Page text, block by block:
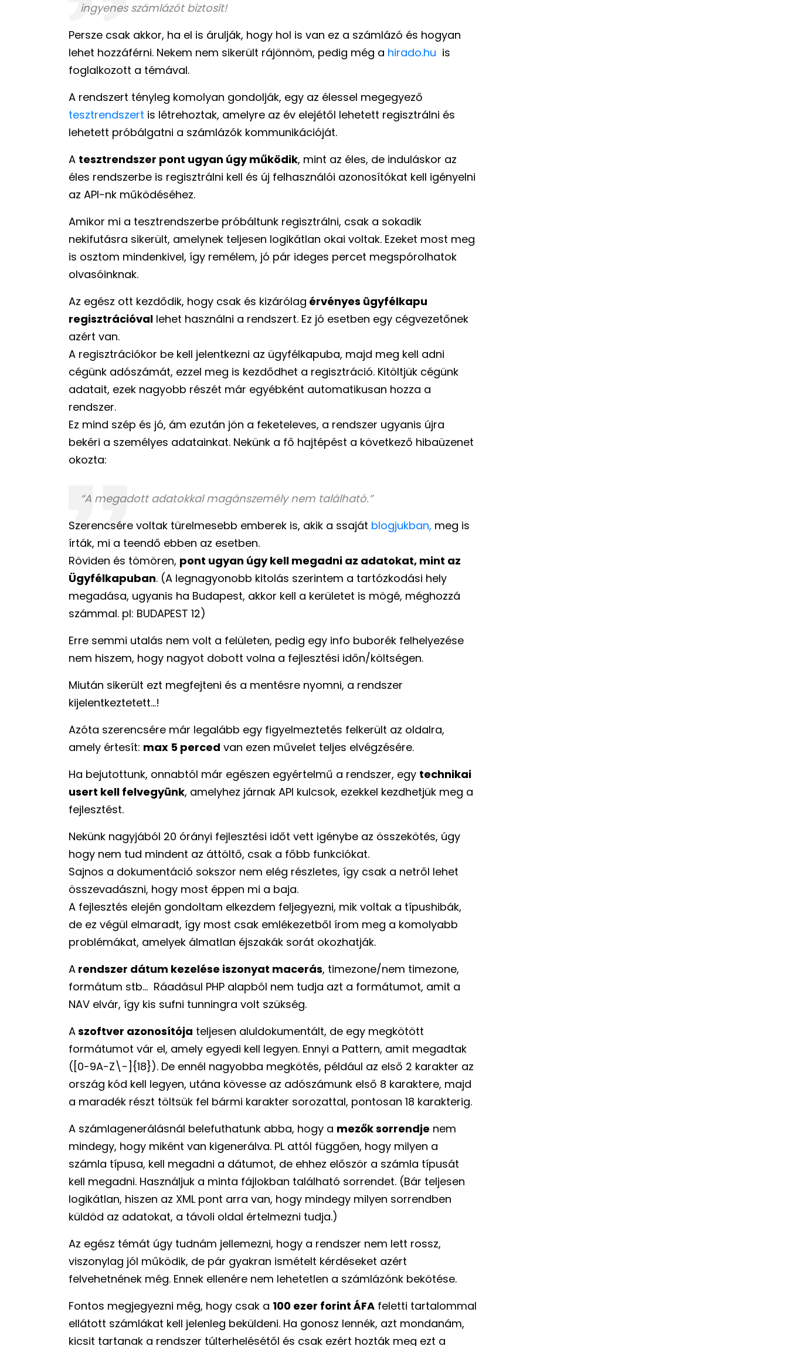
ingyenes számlázót biztosít!
Persze csak akkor, ha el is árulják, hogy hol is van ez a számlázó és hogyan
lehet hozzáférni. Nekem nem sikerült rájönnöm, pedig még a hirado.hu is
foglalkozott a témával.
A rendszert tényleg komolyan gondolják, egy az élessel megegyező
tesztrendszert is létrehoztak, amelyre az év elejétől lehetett regisztrálni és
lehetett próbálgatni a számlázók kommunikációját.
A tesztrendszer pont ugyan úgy működik, mint az éles, de induláskor az
éles rendszerbe is regisztrálni kell és új felhasználói azonosítókat kell igényelni
az API-nk működéséhez.
Amikor mi a tesztrendszerbe próbáltunk regisztrálni, csak a sokadik
nekifutásra sikerült, amelynek teljesen logikátlan okai voltak. Ezeket most meg
is osztom mindenkivel, így remélem, jó pár ideges percet megspórolhatok
olvasóinknak.
Az egész ott kezdődik, hogy csak és kizárólag érvényes ügyfélkapu
regisztrációval lehet használni a rendszert. Ez jó esetben egy cégvezetőnek
azért van.
A regisztrációkor be kell jelentkezni az ügyfélkapuba, majd meg kell adni
cégünk adószámát, ezzel meg is kezdődhet a regisztráció. Kitöltjük cégünk
adatait, ezek nagyobb részét már egyébként automatikusan hozza a
rendszer.
Ez mind szép és jó, ám ezután jön a feketeleves, a rendszer ugyanis újra
bekéri a személyes adatainkat. Nekünk a fő hajtépést a következő hibaüzenet
okozta:
“A megadott adatokkal magánszemély nem található.”
Szerencsére voltak türelmesebb emberek is, akik a ssaját blogjukban, meg is
írták, mi a teendő ebben az esetben.
Röviden és tömören, pont ugyan úgy kell megadni az adatokat, mint az
Ügyfélkapuban. (A legnagyonobb kitolás szerintem a tartózkodási hely
megadása, ugyanis ha Budapest, akkor kell a kerületet is mögé, méghozzá
számmal. pl: BUDAPEST 12)
Erre semmi utalás nem volt a felületen, pedig egy info buborék felhelyezése
nem hiszem, hogy nagyot dobott volna a fejlesztési időn/költségen.
Miután sikerült ezt megfejteni és a mentésre nyomni, a rendszer
kijelentkeztetett...!
Azóta szerencsére már legalább egy figyelmeztetés felkerült az oldalra,
amely értesít: max 5 perced van ezen művelet teljes elvégzésére.
Ha bejutottunk, onnabtól már egészen egyértelmű a rendszer, egy technikai
usert kell felvegyünk, amelyhez járnak API kulcsok, ezekkel kezdhetjük meg a
fejlesztést.
Nekünk nagyjából 20 órányi fejlesztési időt vett igénybe az összekötés, úgy
hogy nem tud mindent az áttöltő, csak a főbb funkciókat.
Sajnos a dokumentáció sokszor nem elég részletes, így csak a netről lehet
összevadászni, hogy most éppen mi a baja.
A fejlesztés elején gondoltam elkezdem feljegyezni, mik voltak a típushibák,
de ez végül elmaradt, így most csak emlékezetből írom meg a komolyabb
problémákat, amelyek álmatlan éjszakák sorát okozhatják.
A rendszer dátum kezelése iszonyat macerás, timezone/nem timezone,
formátum stb… Ráadásul PHP alapból nem tudja azt a formátumot, amit a
NAV elvár, így kis sufni tunningra volt szükség.
Aszoftver azonosítója teljesen aluldokumentált, de egy megkötött
formátumot vár el, amely egyedi kell legyen. Ennyi a Pattern, amit megadtak
([0-9A-Z\-]{18}). De ennél nagyobba megkötés, például az első 2 karakter az
ország kód kell legyen, utána kövesse az adószámunk első 8 karaktere, majd
a maradék részt töltsük fel bármi karakter sorozattal, pontosan 18 karakterig.
A számlagenerálásnál belefuthatunk abba, hogy a mezők sorrendje nem
mindegy, hogy miként van kigenerálva. PL attól függően, hogy milyen a
számla típusa, kell megadni a dátumot, de ehhez először a számla típusát
kell megadni. Használjuk a minta fájlokban található sorrendet. (Bár teljesen
logikátlan, hiszen az XML pont arra van, hogy mindegy milyen sorrendben
küldöd az adatokat, a távoli oldal értelmezni tudja.)
Az egész témát úgy tudnám jellemezni, hogy a rendszer nem lett rossz,
viszonylag jól működik, de pár gyakran ismételt kérdéseket azért
felvehetnének még. Ennek ellenére nem lehetetlen a számlázónk bekötése.
Fontos megjegyezni még, hogy csak a 100 ezer forint ÁFA feletti tartalommal
ellátott számlákat kell jelenleg beküldeni. Ha gonosz lennék, azt mondanám,
kicsit tartanak a rendszer túlterhelésétől és csak ezért hozták meg ezt a